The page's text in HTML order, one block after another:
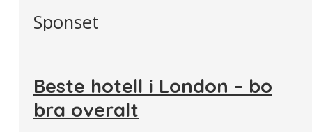
Sponset
Beste hotell i London – bo
bra overalt